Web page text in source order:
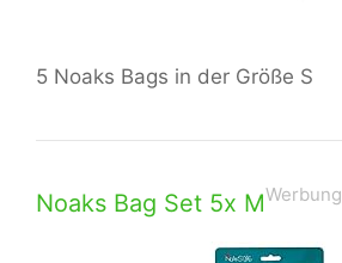
5 Noaks Bags in der Größe S
Noaks Bag Set 5x MWerbung